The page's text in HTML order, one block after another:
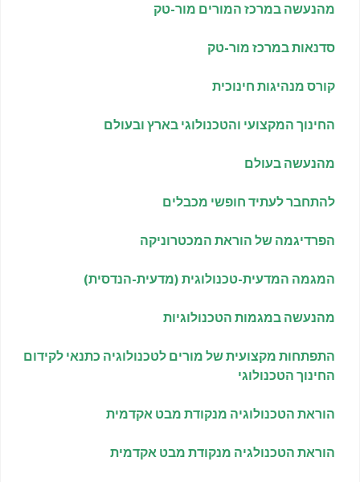
מהנעשה במרכז המורים מור-טק
סדנאות במרכז מור-טק
קורס מנהיגות חינוכית
החינוך המקצועי והטכנולוגי בארץ ובעולם
מהנעשה בעולם
להתחבר לעתיד חופשי מכבלים
הפרדיגמה של הוראת המכטרוניקה
המגמה המדעית-טכנולוגית (מדעית-הנדסית)
מהנעשה במגמות הטכנולוגיות
התפתחות מקצועית של מורים לטכנולוגיה כתנאי לקידום
החינוך הטכנולוגי
הוראת הטכנולוגיה מנקודת מבט אקדמית
הוראת הטכנולגיה מנקודת מבט אקדמית